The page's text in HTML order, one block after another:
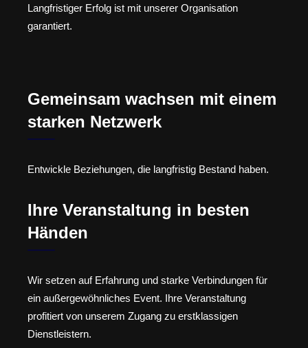
Langfristiger Erfolg ist mit unserer Organisation
garantiert.
Gemeinsam wachsen mit einem
starken Netzwerk
Entwickle Beziehungen, die langfristig Bestand haben.
Ihre Veranstaltung in besten
Händen
Wir setzen auf Erfahrung und starke Verbindungen für
ein außergewöhnliches Event. Ihre Veranstaltung
profitiert von unserem Zugang zu erstklassigen
Dienstleistern.